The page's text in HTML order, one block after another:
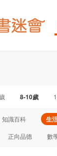
8-10歲
知識百科 生
正向品德 數